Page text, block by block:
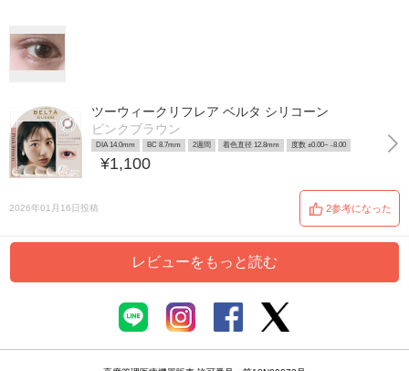
ツーウィークリフレア ベルタ シリコーン
ピンクブラウン
DIA 14.0mm BC 8.7mm 2週間 着色直径 12.8mm 度数 ±0.00~ -8.00
¥1,100
2026年01月16日投稿 2参考になった
レビューをもっと読む